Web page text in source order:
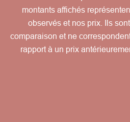
montants affichés
observés et nos prix. Ils
comparaison et ne
rapport à un prix